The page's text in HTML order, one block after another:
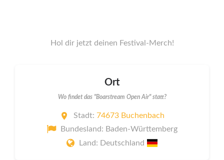
Hol dir jetzt deinen Festival-Merch!
Ort
Wo findet das "Boarstream Open Air" statt?
Stadt: 74673 Buchenbach
Bundesland: Baden-Württemberg
Land: Deutschland